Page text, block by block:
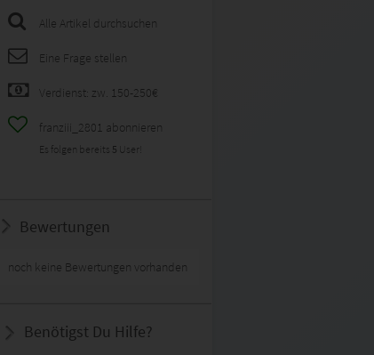
Alle Artikel durchsuchen
Eine Frage stellen
Verdienst: zw. 150-250€
franziii_2801 abonnieren
Es folgen bereits 5 User!
Bewertungen
noch keine Bewertungen vorhanden
Benötigst Du Hilfe?